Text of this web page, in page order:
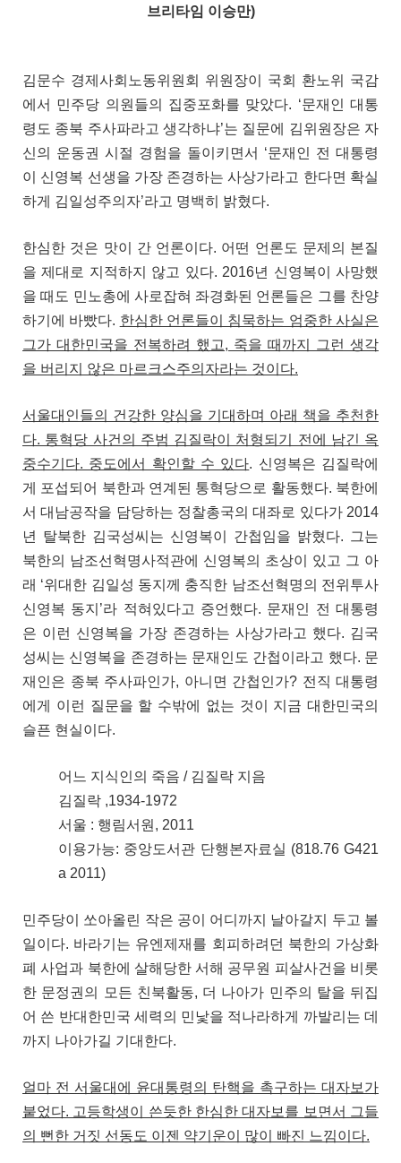
브리타임 이승만)
김문수 경제사회노동위원회 위원장이 국회 환노위 국감
에서 민주당 의원들의 집중포화를 맞았다. ‘문재인 대통
령도 종북 주사파라고 생각하냐’는 질문에 김위원장은 자
신의 운동권 시절 경험을 돌이키면서 ‘문재인 전 대통령
이 신영복 선생을 가장 존경하는 사상가라고 한다면 확실
하게 김일성주의자’라고 명백히 밝혔다.
한심한 것은 맛이 간 언론이다. 어떤 언론도 문제의 본질
을 제대로 지적하지 않고 있다. 2016년 신영복이 사망했
을 때도 민노총에 사로잡혀 좌경화된 언론들은 그를 찬양
하기에 바빴다. 한심한 언론들이 침묵하는 엄중한 사실은
그가 대한민국을 전복하려 했고, 죽을 때까지 그런 생각
을 버리지 않은 마르크스주의자라는 것이다.
서울대인들의 건강한 양심을 기대하며 아래 책을 추천한
다. 통혁당 사건의 주범 김질락이 처형되기 전에 남긴 옥
중수기다. 중도에서 확인할 수 있다. 신영복은 김질락에
게 포섭되어 북한과 연계된 통혁당으로 활동했다. 북한에
서 대남공작을 담당하는 정찰총국의 대좌로 있다가 2014
년 탈북한 김국성씨는 신영복이 간첩임을 밝혔다. 그는
북한의 남조선혁명사적관에 신영복의 초상이 있고 그 아
래 ‘위대한 김일성 동지께 충직한 남조선혁명의 전위투사
신영복 동지’라 적혀있다고 증언했다. 문재인 전 대통령
은 이런 신영복을 가장 존경하는 사상가라고 했다. 김국
성씨는 신영복을 존경하는 문재인도 간첩이라고 했다. 문
재인은 종북 주사파인가, 아니면 간첩인가? 전직 대통령
에게 이런 질문을 할 수밖에 없는 것이 지금 대한민국의
슬픈 현실이다.
어느 지식인의 죽음 / 김질락 지음
김질락 ,1934-1972
서울 : 행림서원, 2011
이용가능: 중앙도서관 단행본자료실 (818.76 G421
a 2011)
민주당이 쏘아올린 작은 공이 어디까지 날아갈지 두고 볼
일이다. 바라기는 유엔제재를 회피하려던 북한의 가상화
폐 사업과 북한에 살해당한 서해 공무원 피살사건을 비롯
한 문정권의 모든 친북활동, 더 나아가 민주의 탈을 뒤집
어 쓴 반대한민국 세력의 민낯을 적나라하게 까발리는 데
까지 나아가길 기대한다.
얼마 전 서울대에 윤대통령의 탄핵을 촉구하는 대자보가
붙었다. 고등학생이 쓴듯한 한심한 대자보를 보면서 그들
의 뻔한 거짓 선동도 이젠 약기운이 많이 빠진 느낌이다.